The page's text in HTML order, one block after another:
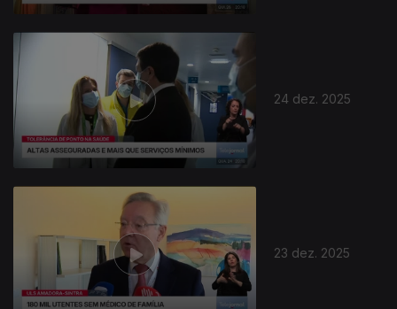
24 dez. 2025
23 dez. 2025